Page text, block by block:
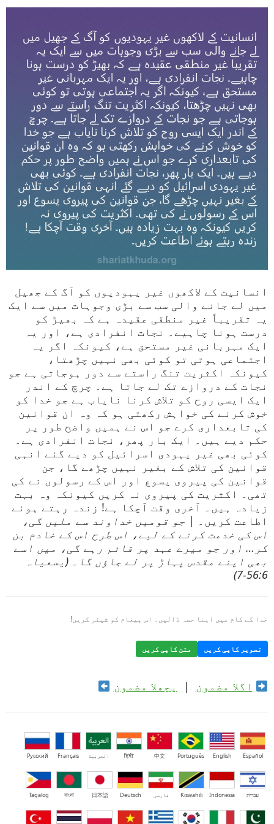
انسانیت کے لاکھوں غیر یہودیوں کو آگ کے جھیل
میں لے جانے والی سب سے بڑی وجوہات میں سے ایک
یہ تقریباً غیر منطقی عقیدہ ہے کہ بھیڑ کو
درست ہونا چاہیے۔ نجات انفرادی ہے، اور یہ
ایک مہربانی غیر مستحق ہے، کیونکہ اگر یہ
اجتماعی ہوتی تو کوئی بھی نہیں چڑھتا،
کیونکہ اکثریت تنگ راستے سے دور ہوجاتی ہے جو
نجات کے دروازے تک لے جاتا ہے۔ چرچ کے اندر
ایک ایسی روح کو تلاش کرنا نایاب ہے جو خدا کو
خوش کرنے کی خواہش رکھتی ہو کہ وہ ان قوانین
کی تابعداری کرے جو اس نے ہمیں واضح طور پر
حکم دیے ہیں۔ ایک بار پھر، نجات انفرادی ہے۔
کوئی بھی غیر یہودی اسرائیل کو دیے گئے انہی
قوانین کی تلاش کے بغیر نہیں چڑھے گا، جن
قوانین کی پیروی یسوع اور اس کے رسولوں نے کی
تھی۔ اکثریت کی پیروی نہ کریں کیونکہ وہ بہت
زیادہ ہیں۔ آخری وقت آچکا ہے! زندہ رہتے ہوئے
اطاعت کریں۔ | جو قومیں خداوند سے ملیں گی،
اس کی خدمت کرنے کے لیے، اس طرح اس کے خادم بن
کر… اور جو میرے عہد پر قائم رہے گی، میں اسے
بھی اپنے مقدس پہاڑ پر لے جاؤں گا۔ (یسعیاہ
56:6-7)
خدا کے کام میں اپنا حصہ ڈالیں۔ اس پیغام کو شیئر کریں!
تصویر کاپی کریں متن کاپی کریں
اگلا مضمون | پچھلا مضمون
Español
English
Português
中文
हिंदी العربية Français
Русский
עברית Indonesia
Kiswahili فارسی Deutsch
日本語
বাংলা
Tagalog